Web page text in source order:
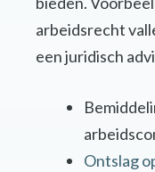
arbeidsrecht
een juridisch
Ontslag